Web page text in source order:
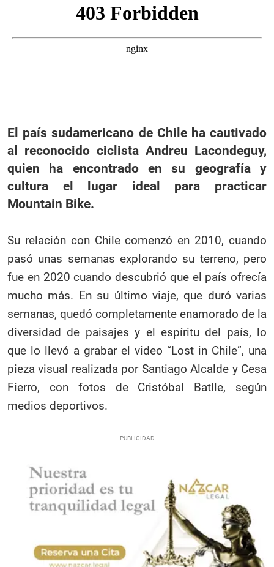
El país sudamericano de Chile ha cautivado
al reconocido ciclista Andreu Lacondeguy,
quien ha encontrado en su geografía y
cultura el lugar ideal para practicar
Mountain Bike.
Su relación con Chile comenzó en 2010, cuando
pasó unas semanas explorando su terreno, pero
fue en 2020 cuando descubrió que el país ofrecía
mucho más. En su último viaje, que duró varias
semanas, quedó completamente enamorado de la
diversidad de paisajes y el espíritu del país, lo
que lo llevó a grabar el video “Lost in Chile”, una
pieza visual realizada por Santiago Alcalde y Cesa
Fierro, con fotos de Cristóbal Batlle, según
medios deportivos.